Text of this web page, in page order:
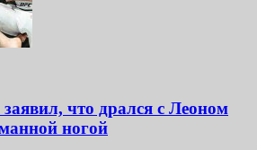
что дрался с Леоном
ногой